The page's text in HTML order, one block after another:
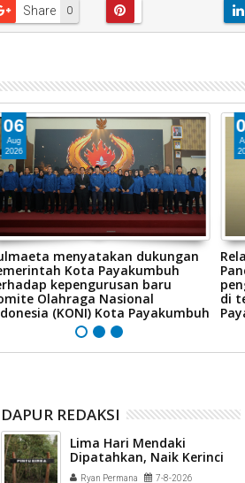
0
Share
06
Aug
2026
menyatakan dukungan
Kota Payakumbuh
kepengurusan baru
Olahraga Nasional
(KONI) Kota Payakumbuh
di
DAPUR REDAKSI
Lima Hari Mendaki
Dipatahkan, Naik Kerinci
via Solok Selatan Tuntas
Ryan Permana 7-8-2026